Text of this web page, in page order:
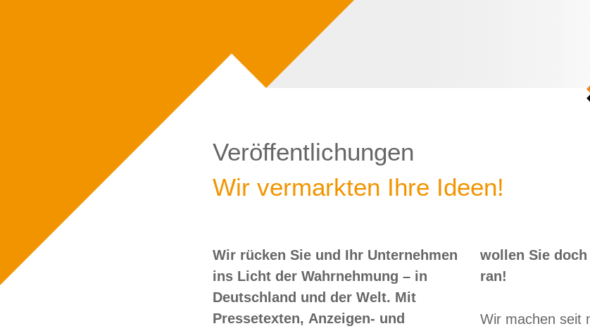
Veröffentlichungen
Wir vermarkten Ihre Ideen!
Wir rücken Sie und Ihr Unternehmen
ins Licht der Wahrnehmung – in
Deutschland und der Welt. Mit
Pressetexten, Anzeigen- und
wollen Sie doch – oder? Dann nix wie
ran!
Wir machen seit